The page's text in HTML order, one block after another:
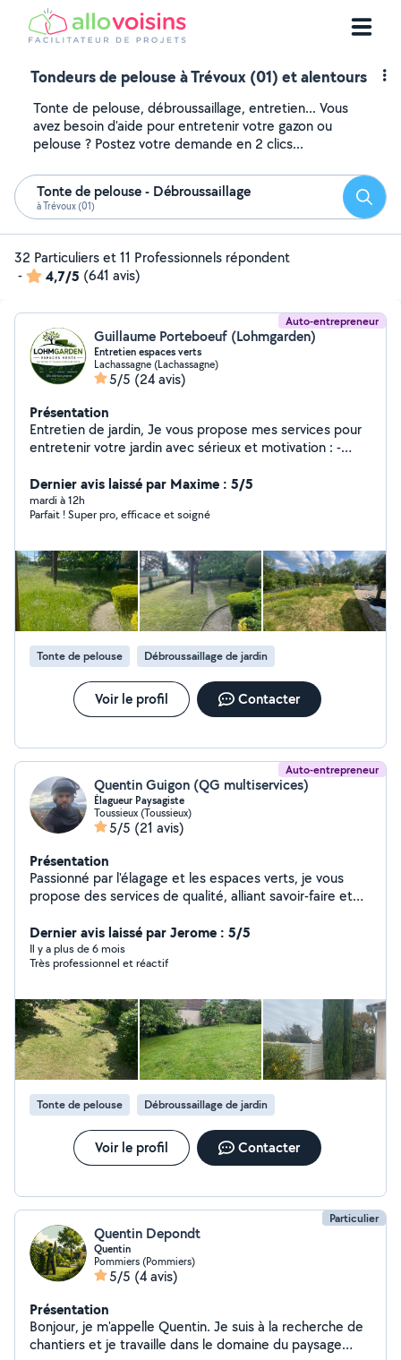
Tondeurs de pelouse à Trévoux (01) et alentours
Tonte de pelouse, débroussaillage, entretien... Vous
avez besoin d'aide pour entretenir votre gazon ou
pelouse ? Postez votre demande en 2 clics...
Tonte de pelouse - Débroussaillage
à Trévoux (01)
32 Particuliers et 11 Professionnels répondent
-
4,7/5 (641 avis)
Auto-entrepreneur
Guillaume Porteboeuf (Lohmgarden)
Entretien espaces verts
Lachassagne (Lachassagne)
5/5 (24 avis)
Présentation
Entretien de jardin, Je vous propose mes services pour
entretenir votre jardin avec sérieux et motivation : -
Taille de haies et arbustes : entretien et mise en forme.
- Débroussaillage : nettoyage des zones envahies ou
difficiles d'accès. - Plantation : mise en place de vos
appliqué, motivé et soucieux de bien faire. Chaque
intervention est réalisée avec sérieux et attention. -
Ponctuel, respectueux de votre espace et à l'écoute. -
Disponible rapidement selon vos besoins. - ENTREPRISE
ÉLIGIBLE AU CRÉDIT D'IMPÔT À AVANCE IMMÉDIATE.
BÉNÉFICIER DE 50% DE REDUCTION SUR VOTRE
DEVIS. - Chèque CESU accepté Contactez-moi pour
échanger sur vos projets. Au plaisir de vous
accompagner.
Dernier avis laissé par Maxime : 5/5
mardi à 12h
Parfait ! Super pro, efficace et soigné
Tonte de pelouse Débroussaillage de jardin
Voir le profil Contacter
Auto-entrepreneur
Quentin Guigon (QG multiservices)
Élagueur Paysagiste
Toussieux (Toussieux)
5/5 (21 avis)
Présentation
Passionné par l'élagage et les espaces verts, je vous
propose des services de qualité, alliant savoir-faire et
restructuration, adaptation ) - abattage ( direct,
démontage ) - urgence élagage ( tempête ) - arbres
fruitiers Espace vert - remise en état jardin ou terrain
d'arbustes - tonte - débroussaillage - fauchage
Nettoyage haute pression - terrasses - mur extérieur -
mobilier extérieur
Dernier avis laissé par Jerome : 5/5
Il y a plus de 6 mois
Très professionnel et réactif
Tonte de pelouse Débroussaillage de jardin
Voir le profil Contacter
Particulier
Quentin Depondt
Quentin
Pommiers (Pommiers)
5/5 (4 avis)
Présentation
Bonjour, je m'appelle Quentin. Je suis à la recherche de
chantiers et je travaille dans le domaine du paysage